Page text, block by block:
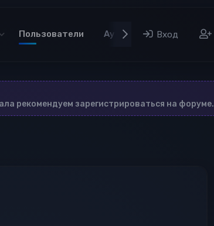
Пользователи Аудиотека Вход
рекомендуем зарегистрироваться на форуме.